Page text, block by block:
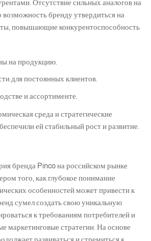
Отсутствие сильных аналогов на
возможность бренду утвердиться на
повышающие конкурентоспособность
на продукцию.
для постоянных клиентов.
и ассортименте.
среда и стратегические
ей стабильный рост и развитие.
бренда Pinco на российском рынке
того, как глубокое понимание
особенностей может привести к
сумел создать свою уникальную
к требованиям потребителей и
маркетинговые стратегии. На основе